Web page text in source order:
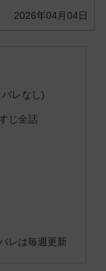
2026年04月04日
バレなし)
じ全話
レは毎週更新